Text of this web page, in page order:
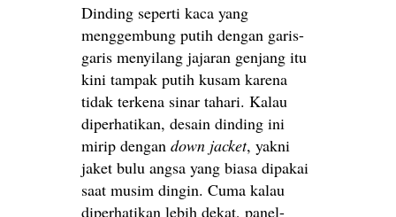
Dinding seperti kaca yang
menggembung putih dengan garis-
garis menyilang jajaran genjang itu
kini tampak putih kusam karena
tidak terkena sinar tahari. Kalau
diperhatikan, desain dinding ini
mirip dengan down jacket, yakni
jaket bulu angsa yang biasa dipakai
saat musim dingin. Cuma kalau
diperhatikan lebih dekat, panel-